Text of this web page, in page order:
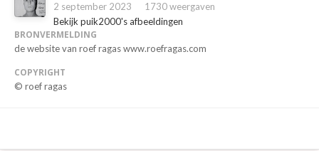
2 september 2023
1730 weergaven
Bekijk puik2000's afbeeldingen
BRONVERMELDING
de website van roef ragas www.roefragas.com
COPYRIGHT
© roef ragas